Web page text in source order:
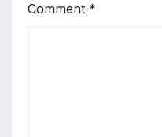
Comment *